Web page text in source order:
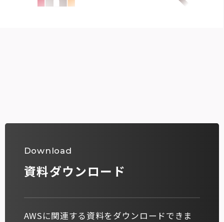
Download
資料ダウンロード
AWSに関連する資料をダウンロードできま